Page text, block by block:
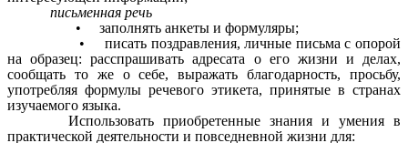
письменная речь
• заполнять анкеты и формуляры;
• писать поздравления, личные письма с опорой
на образец: расспрашивать адресата о его жизни и делах,
сообщать то же о себе, выражать благодарность, просьбу,
употребляя формулы речевого этикета, принятые в странах
изучаемого языка.
Использовать приобретенные знания и умения в
практической деятельности и повседневной жизни для: